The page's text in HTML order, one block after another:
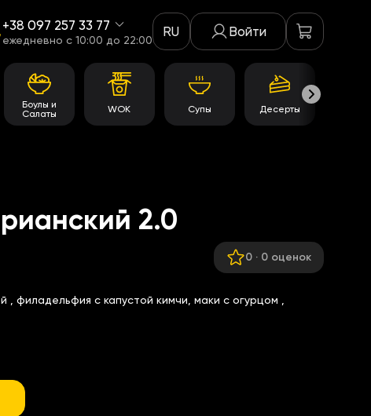
+38 097 257 33 77
ежедневно c 10:00 до 22:00
RU Войти
Боулы и
Салаты
WOK Супы Десерты
2.0
0· 0 оценок
, филадельфия с капустой кимчи, маки с огурцом